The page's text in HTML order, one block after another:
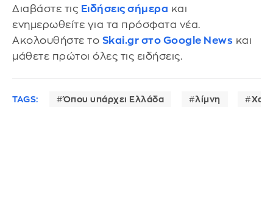
Διαβάστε τις Ειδήσεις σήμερα και
ενημερωθείτε για τα πρόσφατα νέα.
Ακολουθήστε το Skai.gr στο Google News και
μάθετε πρώτοι όλες τις ειδήσεις.
TAGS: Όπου υπάρχει Ελλάδα λίμνη